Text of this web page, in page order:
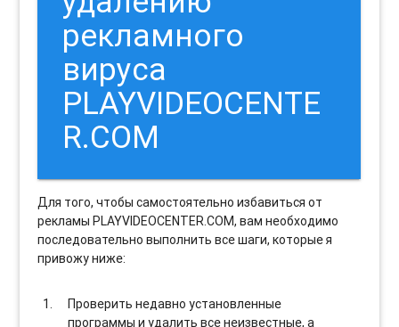
рекламного
вируса
PLAYVIDEOCENTE
R.COM
Для того, чтобы самостоятельно избавиться от
рекламы PLAYVIDEOCENTER.COM, вам необходимо
последовательно выполнить все шаги, которые я
привожу ниже:
Проверить недавно установленные
программы и удалить все неизвестные, а